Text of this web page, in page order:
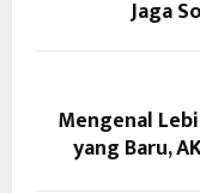
Jaga
Mengenal
yang Baru,